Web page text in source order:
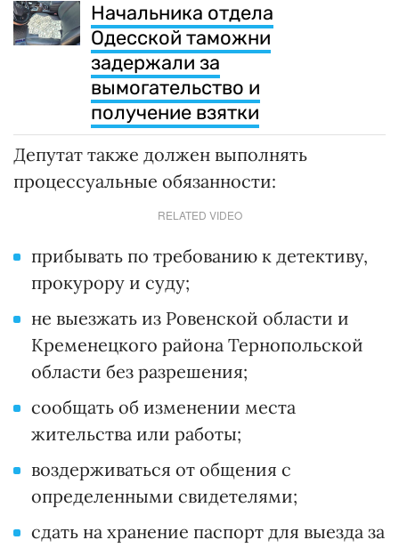
Начальника отдела
Одесской таможни
задержали за
вымогательство и
получение взятки
Депутат также должен выполнять
процессуальные обязанности:
RELATED VIDEO
прибывать по требованию к детективу,
прокурору и суду;
не выезжать из Ровенской области и
Кременецкого района Тернопольской
области без разрешения;
сообщать об изменении места
жительства или работы;
воздерживаться от общения с
определенными свидетелями;
сдать на хранение паспорт для выезда за